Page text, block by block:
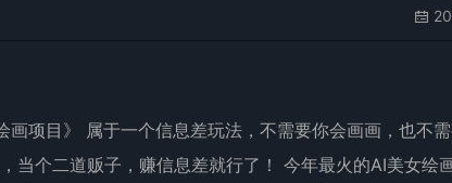
项目》 属于一个信息差玩法，不需要你会画画，也不
当个二道贩子，赚信息差就行了！ 今年最火的AI美女绘